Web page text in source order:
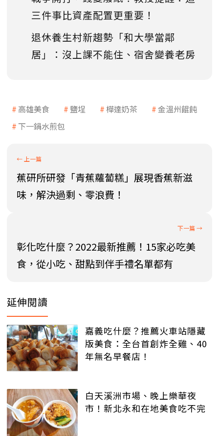
三件事比資產配置更重要！
退休養生村新趨勢「和大學當鄰
居」：沒上課不能住、宿舍變養老房
高雄美食 鹽埕 樺達奶茶
金溫州餛飩
下一鍋水煎包
蕉研所研發「青蕉蘿蔔糕」展現香蕉新滋
味，解決過剩、零浪費！
彰化吃什麼？2022最新推薦！15家必吃美
食，從小吃、甜點到伴手禮名單都有
延伸閱讀
嘉義吃什麼？推薦火車站隱藏
版美食：全台首創炸全雞、40
年無名早餐店！
白天溪洲市場、晚上樂華夜
市！新北永和在地美食吃不完